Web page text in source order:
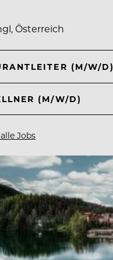
Österreich
(M/W/D)
(M/W/D)
Jobs